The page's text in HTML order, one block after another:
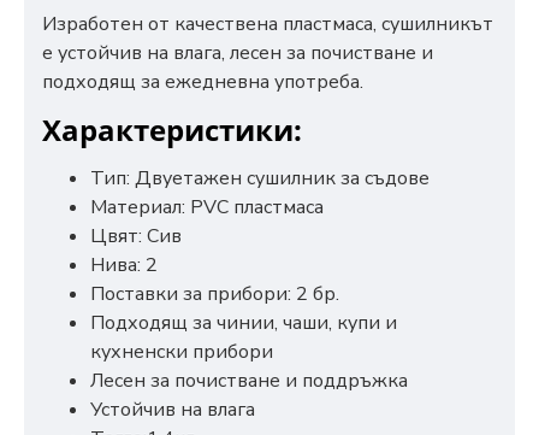
Изработен от качествена пластмаса, сушилникът
е устойчив на влага, лесен за почистване и
подходящ за ежедневна употреба.
Характеристики:
Тип: Двуетажен сушилник за съдове
Материал: PVC пластмаса
Цвят: Сив
Нива: 2
Поставки за прибори: 2 бр.
Подходящ за чинии, чаши, купи и
кухненски прибори
Лесен за почистване и поддръжка
Устойчив на влага